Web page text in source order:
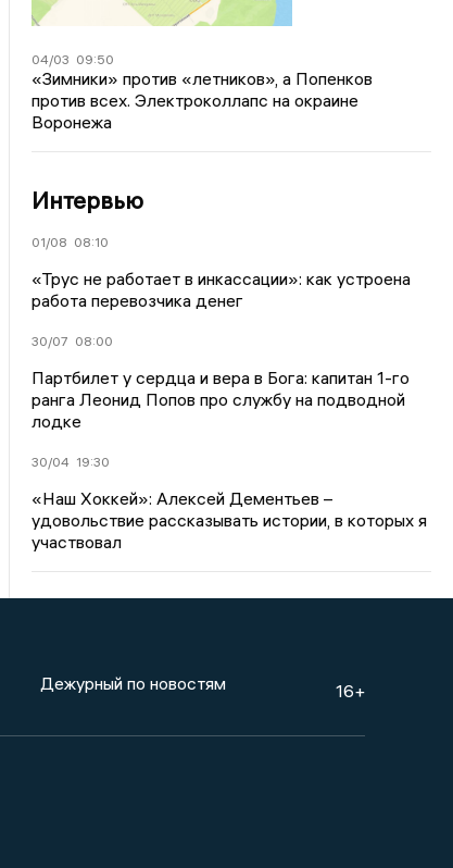
04/03 09:50
«Зимники» против «летников», а Попенков
против всех. Электроколлапс на окраине
Воронежа
Интервью
01/08 08:10
«Трус не работает в инкассации»: как устроена
работа перевозчика денег
30/07 08:00
Партбилет у сердца и вера в Бога: капитан 1-го
ранга Леонид Попов про службу на подводной
лодке
30/04 19:30
«Наш Хоккей»: Алексей Дементьев –
удовольствие рассказывать истории, в которых я
участвовал
Дежурный по новостям 16+